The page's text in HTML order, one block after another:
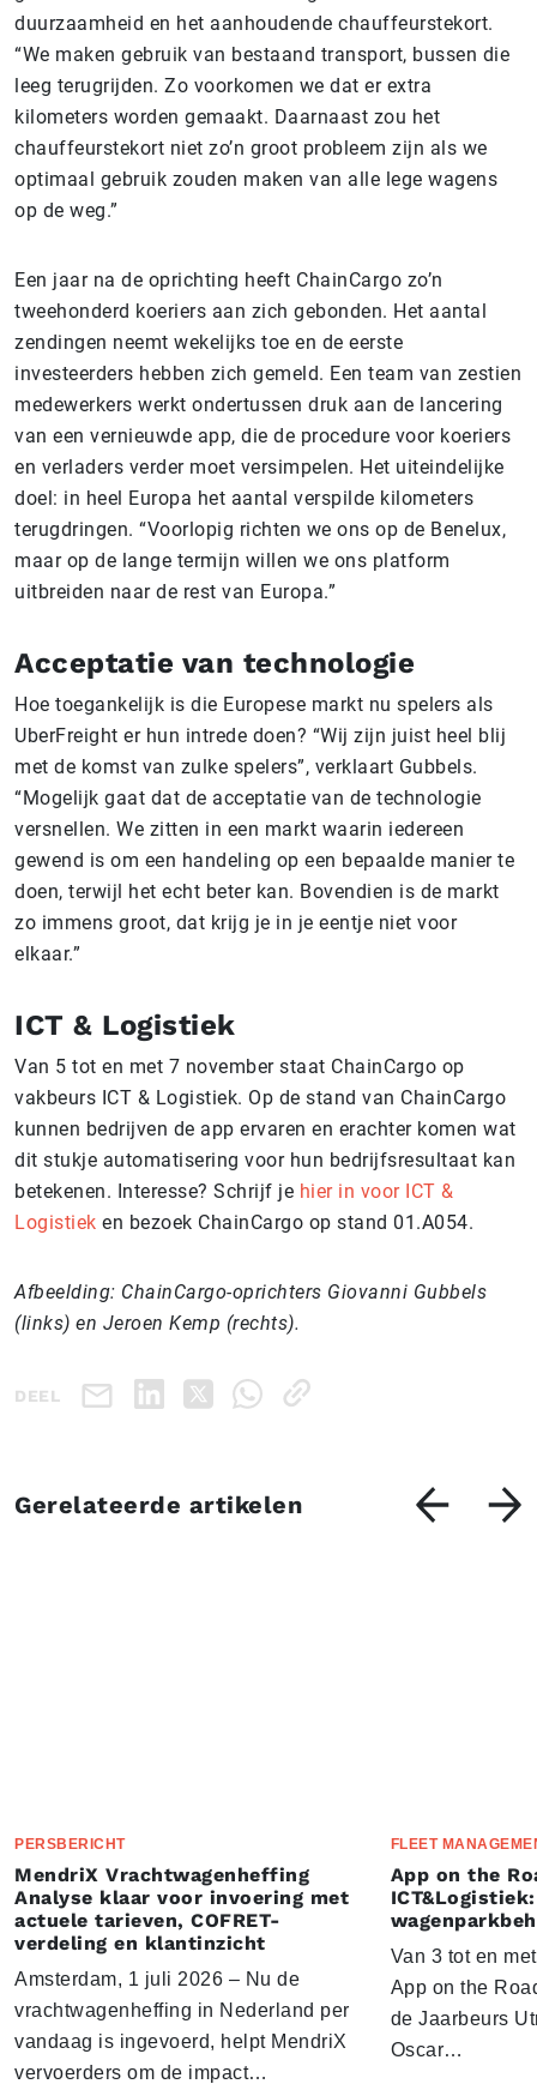
duurzaamheid en het aanhoudende chauffeurstekort.
“We maken gebruik van bestaand transport, bussen die
leeg terugrijden. Zo voorkomen we dat er extra
kilometers worden gemaakt. Daarnaast zou het
chauffeurstekort niet zo’n groot probleem zijn als we
optimaal gebruik zouden maken van alle lege wagens
op de weg.”
Een jaar na de oprichting heeft ChainCargo zo’n
tweehonderd koeriers aan zich gebonden. Het aantal
zendingen neemt wekelijks toe en de eerste
investeerders hebben zich gemeld. Een team van zestien
medewerkers werkt ondertussen druk aan de lancering
van een vernieuwde app, die de procedure voor koeriers
en verladers verder moet versimpelen. Het uiteindelijke
doel: in heel Europa het aantal verspilde kilometers
terugdringen. “Voorlopig richten we ons op de Benelux,
maar op de lange termijn willen we ons platform
uitbreiden naar de rest van Europa.”
Acceptatie van technologie
Hoe toegankelijk is die Europese markt nu spelers als
UberFreight er hun intrede doen? “Wij zijn juist heel blij
met de komst van zulke spelers”, verklaart Gubbels.
“Mogelijk gaat dat de acceptatie van de technologie
versnellen. We zitten in een markt waarin iedereen
gewend is om een handeling op een bepaalde manier te
doen, terwijl het echt beter kan. Bovendien is de markt
zo immens groot, dat krijg je in je eentje niet voor
elkaar.”
ICT & Logistiek
Van 5 tot en met 7 november staat ChainCargo op
vakbeurs ICT & Logistiek. Op de stand van ChainCargo
kunnen bedrijven de app ervaren en erachter komen wat
dit stukje automatisering voor hun bedrijfsresultaat kan
betekenen. Interesse? Schrijf je hier in voor ICT &
Logistiek en bezoek ChainCargo op stand 01.A054.
Afbeelding: ChainCargo-oprichters Giovanni Gubbels
(links) en Jeroen Kemp (rechts).
DEEL
Gerelateerde artikelen
PERSBERICHT
MendriX Vrachtwagenheffing
Analyse klaar voor invoering met
actuele tarieven, COFRET-
verdeling en klantinzicht
Amsterdam, 1 juli 2026 – Nu de
vrachtwagenheffing in Nederland per
vandaag is ingevoerd, helpt MendriX
vervoerders om de impact…
FLEET
App on the
Van 3 tot en
App on the
de Jaarbeurs
Oscar…